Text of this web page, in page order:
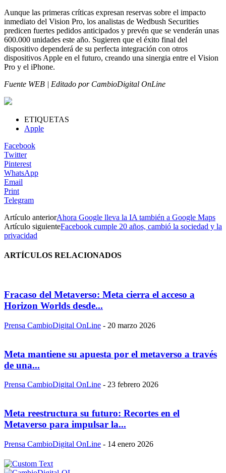
Aunque las primeras críticas expresan reservas sobre el impacto
inmediato del Vision Pro, los analistas de Wedbush Securities
predicen fuertes pedidos anticipados y prevén que se venderán unas
600.000 unidades este año. Sugieren que el éxito final del
dispositivo dependerá de su perfecta integración con otros
dispositivos Apple en el futuro, creando una sinergia entre el Vision
Pro y el iPhone.
Fuente WEB | Editado por CambioDigital OnLine
ETIQUETAS
Apple
Facebook
Twitter
Pinterest
WhatsApp
Email
Print
Telegram
Artículo anteriorAhora Google lleva la IA también a Google Maps
Artículo siguienteFacebook cumple 20 años, cambió la sociedad y la
privacidad
ARTÍCULOS RELACIONADOS
Fracaso del Metaverso: Meta cierra el acceso a
Horizon Worlds desde...
Prensa CambioDigital OnLine - 20 marzo 2026
Meta mantiene su apuesta por el metaverso a través
de una...
Prensa CambioDigital OnLine - 23 febrero 2026
Meta reestructura su futuro: Recortes en el
Metaverso para impulsar la...
Prensa CambioDigital OnLine - 14 enero 2026